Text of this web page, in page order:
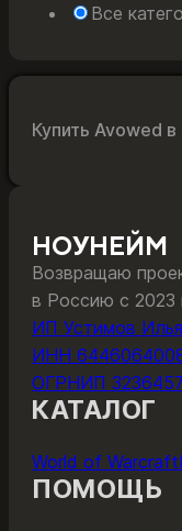
Все
Купить Avowed
НОУНЕЙМ
Возвращаю
в Россию с 2023
ИП Устимов
ИНН
ОГРНИП
КАТАЛОГ
World of Warcraft
ПОМОЩЬ